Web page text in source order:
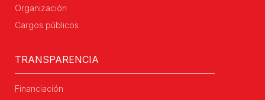
Organización
Cargos públicos
TRANSPARENCIA
Financiación